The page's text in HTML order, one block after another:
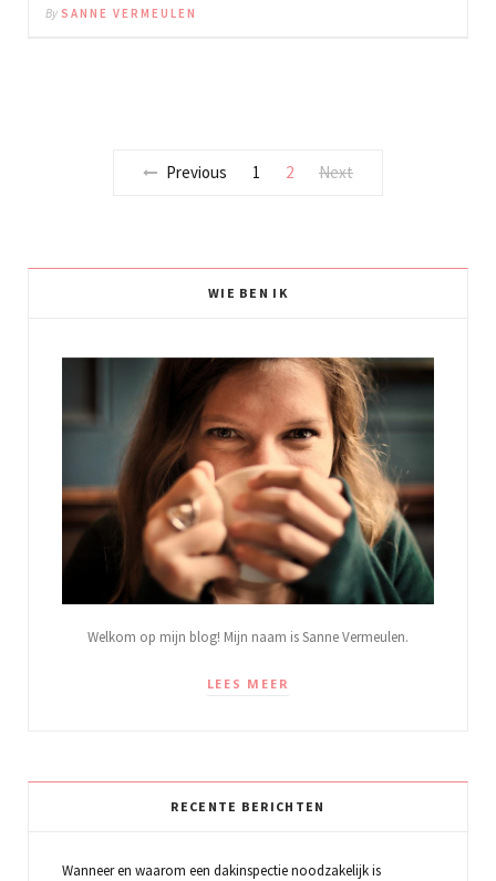
By SANNE VERMEULEN
Previous 1 2 Next
WIE BEN IK
Welkom op mijn blog! Mijn naam is Sanne Vermeulen.
LEES MEER
RECENTE BERICHTEN
Wanneer en waarom een dakinspectie noodzakelijk is